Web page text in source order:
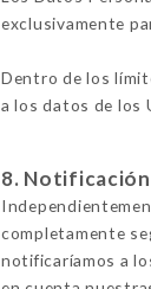
exclusivamente
Dentro de los
a los datos de los
8.
completamente
notificaríamos a